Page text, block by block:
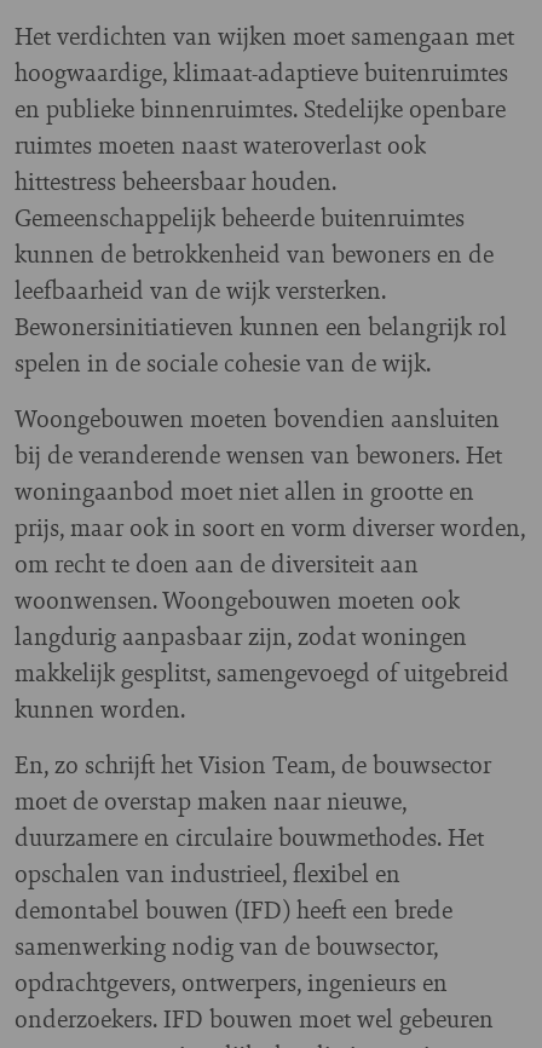
Het verdichten van wijken moet samengaan met
hoogwaardige, klimaat-adaptieve buitenruimtes
en publieke binnenruimtes. Stedelijke openbare
ruimtes moeten naast wateroverlast ook
hittestress beheersbaar houden.
Gemeenschappelijk beheerde buitenruimtes
kunnen de betrokkenheid van bewoners en de
leefbaarheid van de wijk versterken.
Bewonersinitiatieven kunnen een belangrijk rol
spelen in de sociale cohesie van de wijk.
Woongebouwen moeten bovendien aansluiten
bij de veranderende wensen van bewoners. Het
woningaanbod moet niet allen in grootte en
prijs, maar ook in soort en vorm diverser worden,
om recht te doen aan de diversiteit aan
woonwensen. Woongebouwen moeten ook
langdurig aanpasbaar zijn, zodat woningen
makkelijk gesplitst, samengevoegd of uitgebreid
kunnen worden.
En, zo schrijft het Vision Team, de bouwsector
moet de overstap maken naar nieuwe,
duurzamere en circulaire bouwmethodes. Het
opschalen van industrieel, flexibel en
demontabel bouwen (IFD) heeft een brede
samenwerking nodig van de bouwsector,
opdrachtgevers, ontwerpers, ingenieurs en
onderzoekers. IFD bouwen moet wel gebeuren